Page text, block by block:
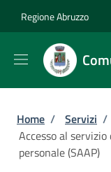
Regione Abruzzo
Briciole
Home / Servizi /
Accesso al
personale (SAAP)